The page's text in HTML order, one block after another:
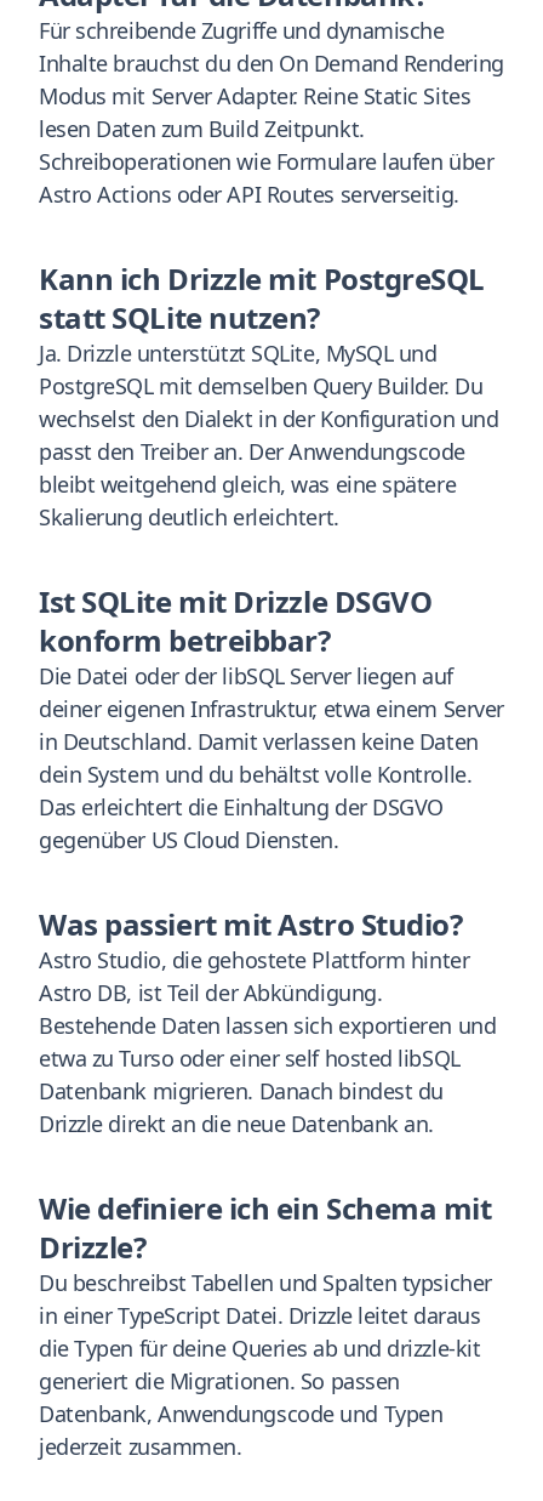
Für schreibende Zugriffe und dynamische
Inhalte brauchst du den On Demand Rendering
Modus mit Server Adapter. Reine Static Sites
lesen Daten zum Build Zeitpunkt.
Schreiboperationen wie Formulare laufen über
Astro Actions oder API Routes serverseitig.
Kann ich Drizzle mit PostgreSQL
statt SQLite nutzen?
Ja. Drizzle unterstützt SQLite, MySQL und
PostgreSQL mit demselben Query Builder. Du
wechselst den Dialekt in der Konfiguration und
passt den Treiber an. Der Anwendungscode
bleibt weitgehend gleich, was eine spätere
Skalierung deutlich erleichtert.
Ist SQLite mit Drizzle DSGVO
konform betreibbar?
Die Datei oder der libSQL Server liegen auf
deiner eigenen Infrastruktur, etwa einem Server
in Deutschland. Damit verlassen keine Daten
dein System und du behältst volle Kontrolle.
Das erleichtert die Einhaltung der DSGVO
gegenüber US Cloud Diensten.
Was passiert mit Astro Studio?
Astro Studio, die gehostete Plattform hinter
Astro DB, ist Teil der Abkündigung.
Bestehende Daten lassen sich exportieren und
etwa zu Turso oder einer self hosted libSQL
Datenbank migrieren. Danach bindest du
Drizzle direkt an die neue Datenbank an.
Wie definiere ich ein Schema mit
Drizzle?
Du beschreibst Tabellen und Spalten typsicher
in einer TypeScript Datei. Drizzle leitet daraus
die Typen für deine Queries ab und drizzle-kit
generiert die Migrationen. So passen
Datenbank, Anwendungscode und Typen
jederzeit zusammen.